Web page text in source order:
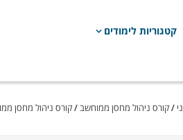
קטגוריות לימודים
/קורס ניהול מחסן ממוחשב/קורס ניהול מחסן